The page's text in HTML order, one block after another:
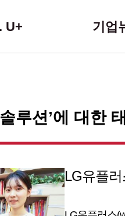
U+ 기업
루션’에 대한
LG유플러